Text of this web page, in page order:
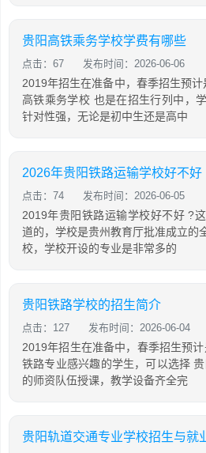
贵阳高铁乘务学校学费有哪些
点击：67 发布时间：2026-06-06
2019年招生在准备中，春季招生预
高铁乘务学校 也是在招生行列中，
针对性强，无论是初中生还是高中
2026年贵阳铁路运输学校好不好
点击：74 发布时间：2026-06-05
2019年贵阳铁路运输学校好不好 ?
道的，学校是贵州教育厅批准成立的
校，学校开设的专业是非常多的
贵阳铁路学校的招生简介
点击：127 发布时间：2026-06-04
2019年招生在准备中，春季招生预
铁路专业感兴趣的学生，可以选择
的师资队伍授课，教学设备齐全完
贵阳轨道交通专业学校招生与就